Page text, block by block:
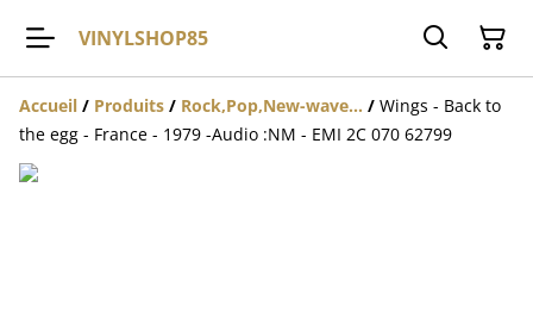
VINYLSHOP85
Accueil / Produits / Rock,Pop,New-wave... / Wings - Back to
the egg - France - 1979 -Audio :NM - EMI 2C 070 62799